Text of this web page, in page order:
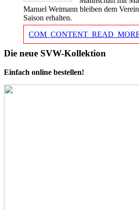
Manuel Weimann bleiben dem
Saison erhalten.
Die neue SVW-Kollektion
Einfach online bestellen!